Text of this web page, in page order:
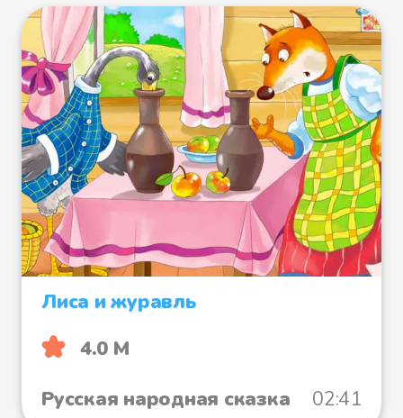
Лиса и журавль
4.0 М
Русская народная сказка
02:41